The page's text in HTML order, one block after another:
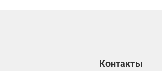
Контакты